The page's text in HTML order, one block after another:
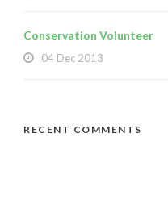
Conservation Volunteer
04 Dec 2013
RECENT COMMENTS